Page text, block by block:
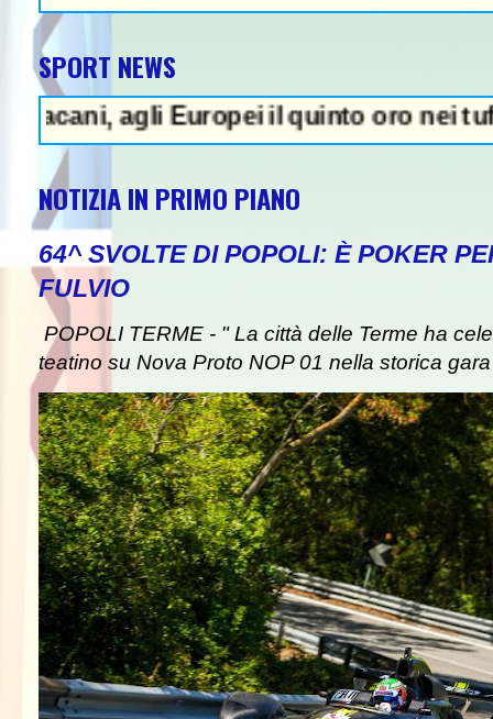
SPORT NEWS
agli Europei il quinto oro nei tuffi
NOTIZIA IN PRIMO PIANO
64^ SVOLTE DI POPOLI: È POKER
FULVIO
POPOLI TERME - " La città delle Terme ha
teatino su Nova Proto NOP 01 nella storica gara